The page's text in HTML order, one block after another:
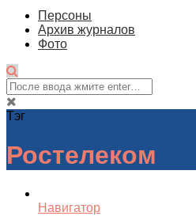
Персоны
Архив журналов
Фото
Тэг
Ростелеком
Навигатор